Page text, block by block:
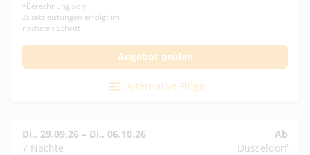
*Berechnung von
Zusatzleistungen erfolgt im
nächsten Schritt
Angebot prüfen
Alternative Flüge
Di., 29.09.26 – Di., 06.10.26
7 Nächte
Ab
Düsseldorf